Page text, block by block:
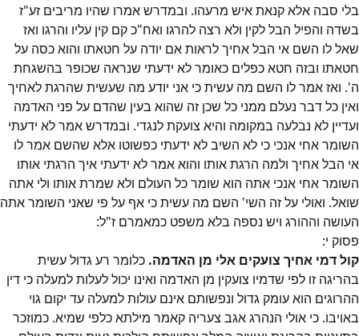
בלי סבה אלא קנאת איש מרעהו. ובמדרש אמרו שהיו מריבים זע"ז
בשדה והפיל הבל לקין ולא רצה להרגו ואח"כ קם קין עליו והרגו ואז
שאל לו השם אי הבל אחיך לראות אם יודה על חטאתו והוא כסה על
חטאתו ובזה חטא כפלים כאומר לא ידעתי שנראה שכופר בהשגחת
ה'. ואז אמר לו השם מה עשית כי אני יודע מה שעשית שהרגת לאחיך
ואין כל דבר נעלם ממני כל שכן זה שהוא בעין שהדם על פני האדמה
ועדיין לא נבלעה במקומה והיא צועקת לנגדי. ובמדרש אמר לא ידעתי
השומר אחי אנכי כי לא השיב לא ידעתי כפשוטו אלא שהשם אמר לו
אי הבל אחיך ולמה הרגת אותו והוא אמר לא ידעתי איך הרגתי אותו
השומר אחי אנכי אתה הוא שומר כל העולם ולא שמרת אותו ולי אתה
שואל. ואולי על זה השי' השם מה עשית כי אף על פי שאני השומר אתה
העושה וההורג ויש נספה בלא משפט כמאמרם ז"ל:
פסוק י:
קול דמי אחיך צועקים אלי מן האדמה. כלומר רע גדול עשית
בהריגה זו לפי שדמיו צועקין מן האדמה ואינו יכול לעלות למעלה כי דין
ההרוגים הוא עומק גדול ונפשותם אינם עולות למעלה עד יקום גוי
באויבו. כי אולי הנהרג אגב צעריה קאמר מילתא כלפי שמיא. כמוזכר